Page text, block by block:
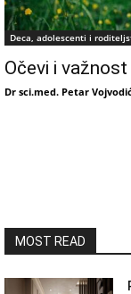
Deca, adolescenti i
Očevi i
Dr sci.med. Petar
MOST READ